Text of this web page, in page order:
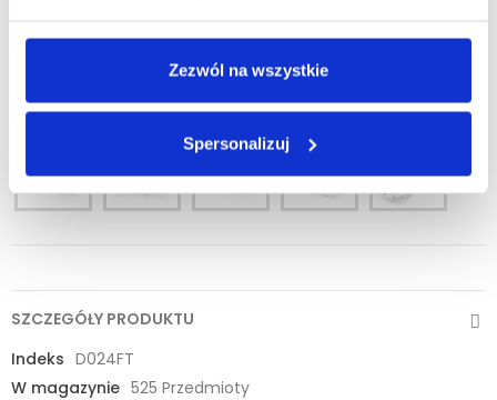
Zezwól na wszystkie
Spersonalizuj
SZCZEGÓŁY PRODUKTU
Indeks D024FT
W magazynie 525 Przedmioty